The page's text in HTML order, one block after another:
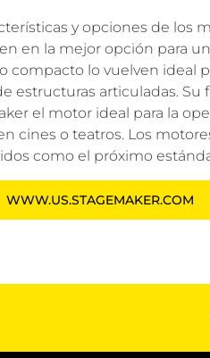
y opciones de los
en la mejor opción para
compacto lo vuelven ideal
estructuras articuladas.
el motor ideal para la
cines o teatros. Los
como el próximo
WWW.US.STAGEMAKER.COM